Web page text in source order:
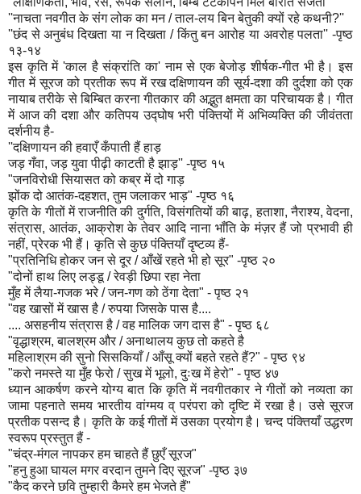
''नाचता नवगीत के संग लोक का मन / ताल-लय बिन बेतुकी क्यों रहे कथनी?''
''छंद से अनुबंध दिखता या न दिखता / किंतु बन आरोह या अवरोह पलता'' -पृष्ठ
१३-१४
इस कृति में 'काल है संक्रांति का' नाम से एक बेजोड़ शीर्षक-गीत भी है। इस
गीत में सूरज को प्रतीक रूप में रख दक्षिणायन की सूर्य-दशा की दुर्दशा को एक
नायाब तरीके से बिम्बित करना गीतकार की अद्भुत क्षमता का परिचायक है। गीत
में आज की दशा और कतिपय उद्घोष भरी पंक्तियों में अभिव्यक्ति की जीवंतता
दर्शनीय है-
''दक्षिणायन की हवाएँ कँपाती हैं हाड़
जड़ गँवा, जड़ युवा पीढ़ी काटती है झाड़'' -पृष्ठ १५
"जनविरोधी सियासत को कब्र में दो गाड़
झोंक दो आतंक-दहशत, तुम जलाकर भाड़" -पृष्ठ १६
कृति के गीतों में राजनीति की दुर्गति, विसंगतियों की बाढ़, हताशा, नैराश्य, वेदना,
संत्रास, आतंक, आक्रोश के तेवर आदि नाना भाँति के मंज़र हैं जो प्रभावी ही
नहीं, प्रेरक भी हैं। कृति से कुछ पंक्तियाँ दृष्टव्य हैं-
"प्रतिनिधि होकर जन से दूर / आँखें रहते भी हो सूर" -पृष्ठ २०
"दोनों हाथ लिए लड्डू / रेवड़ी छिपा रहा नेता
मुँह में लैया-गजक भरे / जन-गण को ठेंगा देता" - पृष्ठ २१
"वह खासों में खास है / रुपया जिसके पास है....
.... असहनीय संत्रास है / वह मालिक जग दास है" - पृष्ठ ६८
"वृद्धाश्रम, बालश्रम और / अनाथालय कुछ तो कहते है
महिलाश्रम की सुनो सिसकियाँ / आँसू क्यों बहते रहते हैं?" - पृष्ठ ९४
"करो नमस्ते या मुँह फेरो / सुख में भूलो, दुःख में हेरो" - पृष्ठ ४७
ध्यान आकर्षण करने योग्य बात कि कृति में नवगीतकार ने गीतों को नव्यता का
जामा पहनाते समय भारतीय वांग्मय व् परंपरा को दृष्टि में रखा है। उसे सूरज
प्रतीक पसन्द है। कृति के कई गीतों में उसका प्रयोग है। चन्द पंक्तियाँ उद्धरण
स्वरूप प्रस्तुत हैं -
"चंद्र-मंगल नापकर हम चाहते हैं छुएँ सूरज"
"हनु हुआ घायल मगर वरदान तुमने दिए सूरज" -पृष्ठ ३७
"कैद करने छवि तुम्हारी कैमरे हम भेजते हैं"